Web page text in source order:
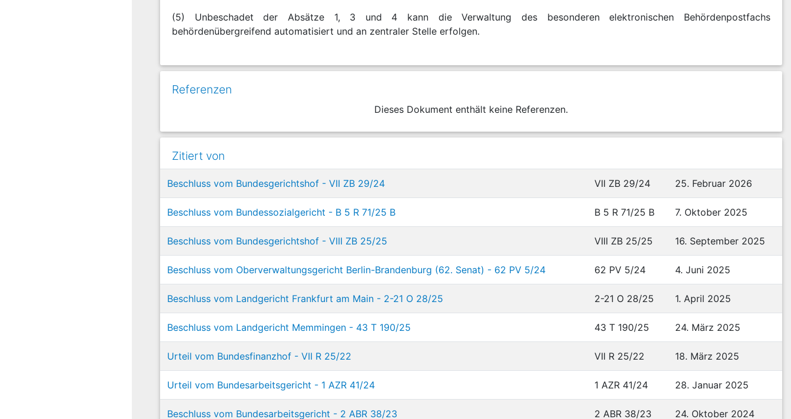
(5) Unbeschadet der Absätze 1, 3 und 4 kann die Verwaltung des besonderen elektronischen Behördenpostfachs
behördenübergreifend automatisiert und an zentraler Stelle erfolgen.
Referenzen
Dieses Dokument enthält keine Referenzen.
Zitiert von
Beschluss vom Bundesgerichtshof - VII ZB 29/24 VII ZB 29/24 25. Februar 2026
Beschluss vom Bundessozialgericht - B 5 R 71/25 B B 5 R 71/25 B 7. Oktober 2025
Beschluss vom Bundesgerichtshof - VIII ZB 25/25 VIII ZB 25/25 16. September 2025
Beschluss vom Oberverwaltungsgericht Berlin-Brandenburg (62. Senat) - 62 PV 5/24 62 PV 5/24 4. Juni 2025
Beschluss vom Landgericht Frankfurt am Main - 2-21 O 28/25 2-21 O 28/25 1. April 2025
Beschluss vom Landgericht Memmingen - 43 T 190/25 43 T 190/25 24. März 2025
Urteil vom Bundesfinanzhof - VII R 25/22 VII R 25/22 18. März 2025
Urteil vom Bundesarbeitsgericht - 1 AZR 41/24 1 AZR 41/24 28. Januar 2025
Beschluss vom Bundesarbeitsgericht - 2 ABR 38/23 2 ABR 38/23 24. Oktober 2024